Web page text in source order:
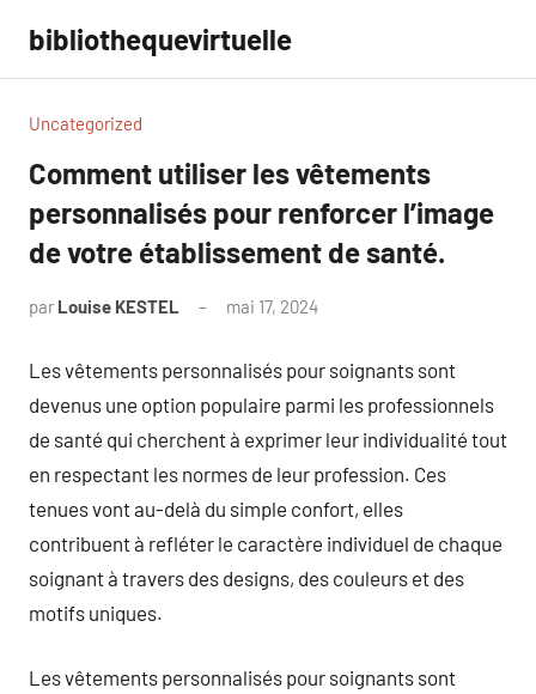
contenu
bibliothequevirtuelle
Uncategorized
Comment utiliser les vêtements
personnalisés pour renforcer l’image
de votre établissement de santé.
par Louise KESTEL mai 17, 2024
Les vêtements personnalisés pour soignants sont
devenus une option populaire parmi les professionnels
de santé qui cherchent à exprimer leur individualité tout
en respectant les normes de leur profession. Ces
tenues vont au-delà du simple confort, elles
contribuent à refléter le caractère individuel de chaque
soignant à travers des designs, des couleurs et des
motifs uniques.
Les vêtements personnalisés pour soignants sont